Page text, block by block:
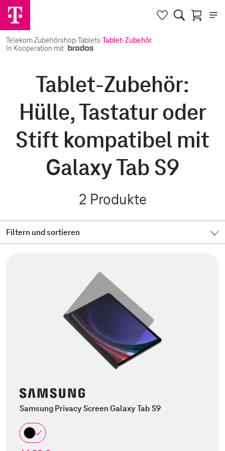
Telekom Zubehörshop·Tablets·Tablet-Zubehör
In Kooperation mit
Tablet-Zubehör:
Hülle, Tastatur oder
Stift kompatibel mit
Galaxy Tab S9
2 Produkte
Filtern und sortieren
Samsung Privacy Screen Galaxy Tab S9